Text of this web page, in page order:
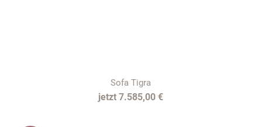
Sofa Tigra
7.585,00 €